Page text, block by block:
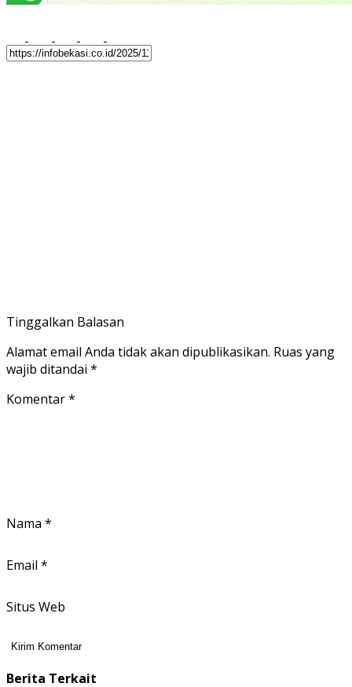
Tinggalkan Balasan
Alamat email Anda tidak akan dipublikasikan. Ruas yang
wajib ditandai *
Komentar*
Nama *
Email *
Situs Web
Berita Terkait